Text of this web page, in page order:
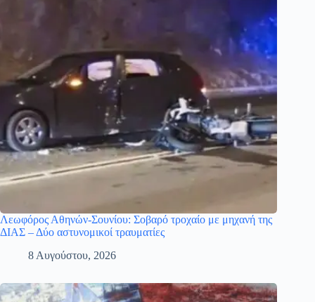
Λεωφόρος Αθηνών-Σουνίου: Σοβαρό τροχαίο με μηχανή της
ΔΙΑΣ – Δύο αστυνομικοί τραυματίες
8 Αυγούστου, 2026